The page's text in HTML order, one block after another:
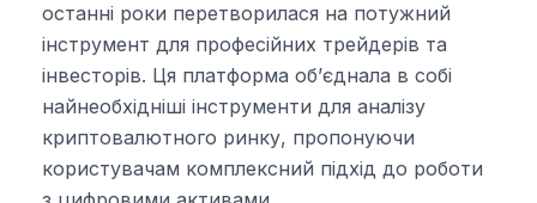
останні роки перетворилася на потужний
інструмент для професійних трейдерів та
інвесторів. Ця платформа об’єднала в собі
найнеобхідніші інструменти для аналізу
криптовалютного ринку, пропонуючи
користувачам комплексний підхід до роботи